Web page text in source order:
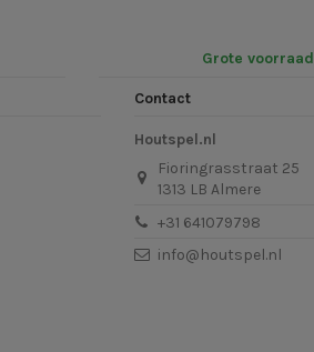
Grote voorraad
Contact
Houtspel.nl
Fioringrasstraat 25
1313 LB Almere
+31 641079798
info@houtspel.nl